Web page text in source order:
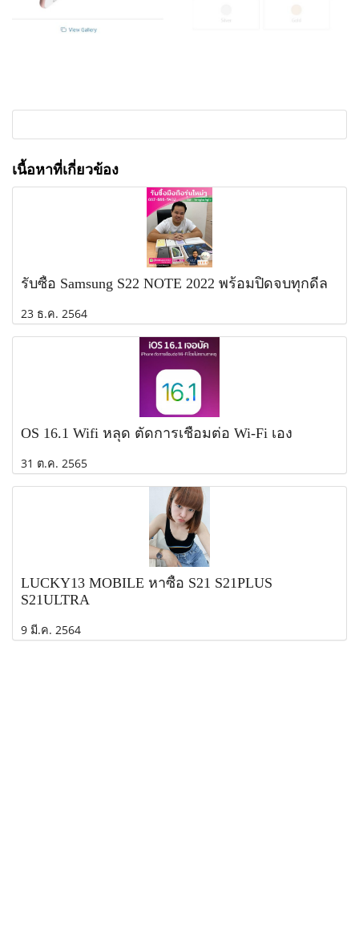
เนื้อหาที่เกี่ยวข้อง
รับซื้อ Samsung S22 NOTE 2022 พร้อมปิดจบทุกดีล
23 ธ.ค. 2564
OS 16.1 Wifi หลุด ตัดการเชื่อมต่อ Wi-Fi เอง
31 ต.ค. 2565
LUCKY13 MOBILE หาซื้อ S21 S21PLUS
S21ULTRA
9 มี.ค. 2564